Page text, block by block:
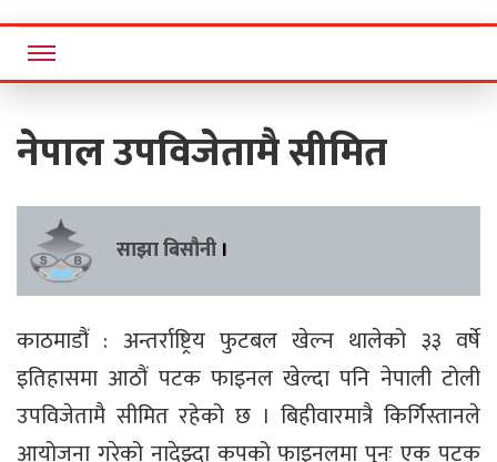
Bisaunee
नेपाल उपविजेतामै सीमित
साझा बिसौनी ।
काठमाडौं : अन्तर्राष्ट्रिय फुटबल खेल्न थालेको ३३ वर्षे
इतिहासमा आठौं पटक फाइनल खेल्दा पनि नेपाली टोली
उपविजेतामै सीमित रहेको छ । बिहीवारमात्रै किर्गिस्तानले
आयोजना गरेको नादेझ्दा कपको फाइनलमा पुनः एक पटक